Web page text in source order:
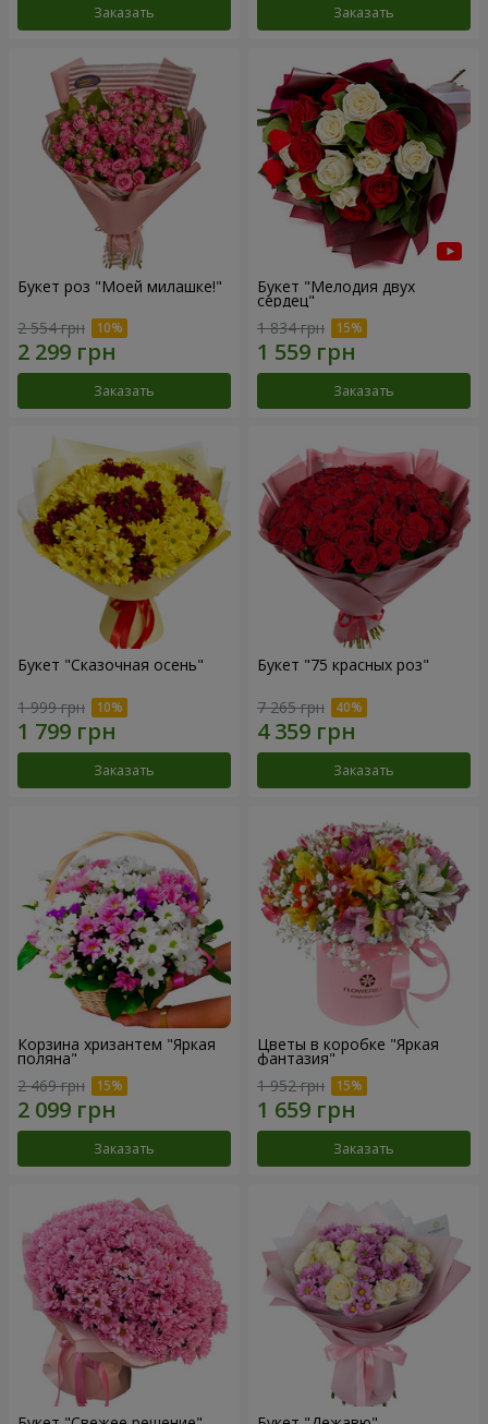
Заказать Заказать
Букет роз "Моей милашке!"
2 554 грн
Заказать
Букет "Мелодия двух
сердец"
1 834 грн
Заказать
Букет "Сказочная осень"
1 999 грн
Заказать
Букет "75 красных роз"
7 265 грн
Заказать
Корзина хризантем "Яркая
поляна"
2 469 грн
Заказать
Цветы в коробке "Яркая
фантазия"
1 952 грн
Заказать